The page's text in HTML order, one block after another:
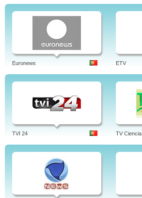
Euronews ETV
TVI 24 TV Ciencia